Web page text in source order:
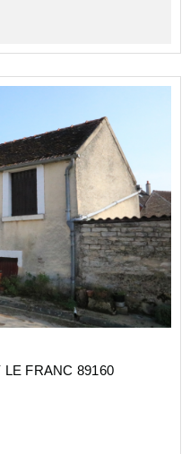
LE FRANC 89160